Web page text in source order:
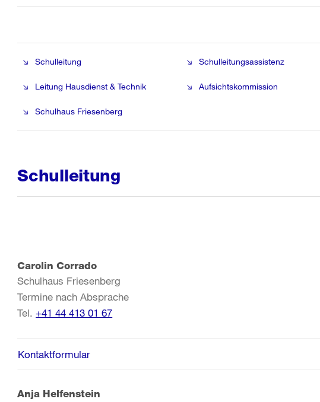
Schulleitung Schulleitungsassistenz
Leitung Hausdienst & Technik Aufsichtskommission
Schulhaus Friesenberg
Schulleitung
Carolin Corrado
Schulhaus Friesenberg
Termine nach Absprache
Tel.+41 44 413 01 67
Kontaktformular
Anja Helfenstein